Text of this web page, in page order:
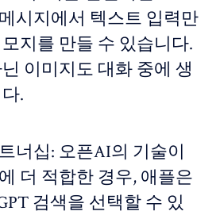
시지에서 텍스트 입력만
지를 만들 수 있습니다.
이미지도 대화 중에 생
.
너십: 오픈AI의 기술이
더 적합한 경우, 애플은
검색을 선택할 수 있